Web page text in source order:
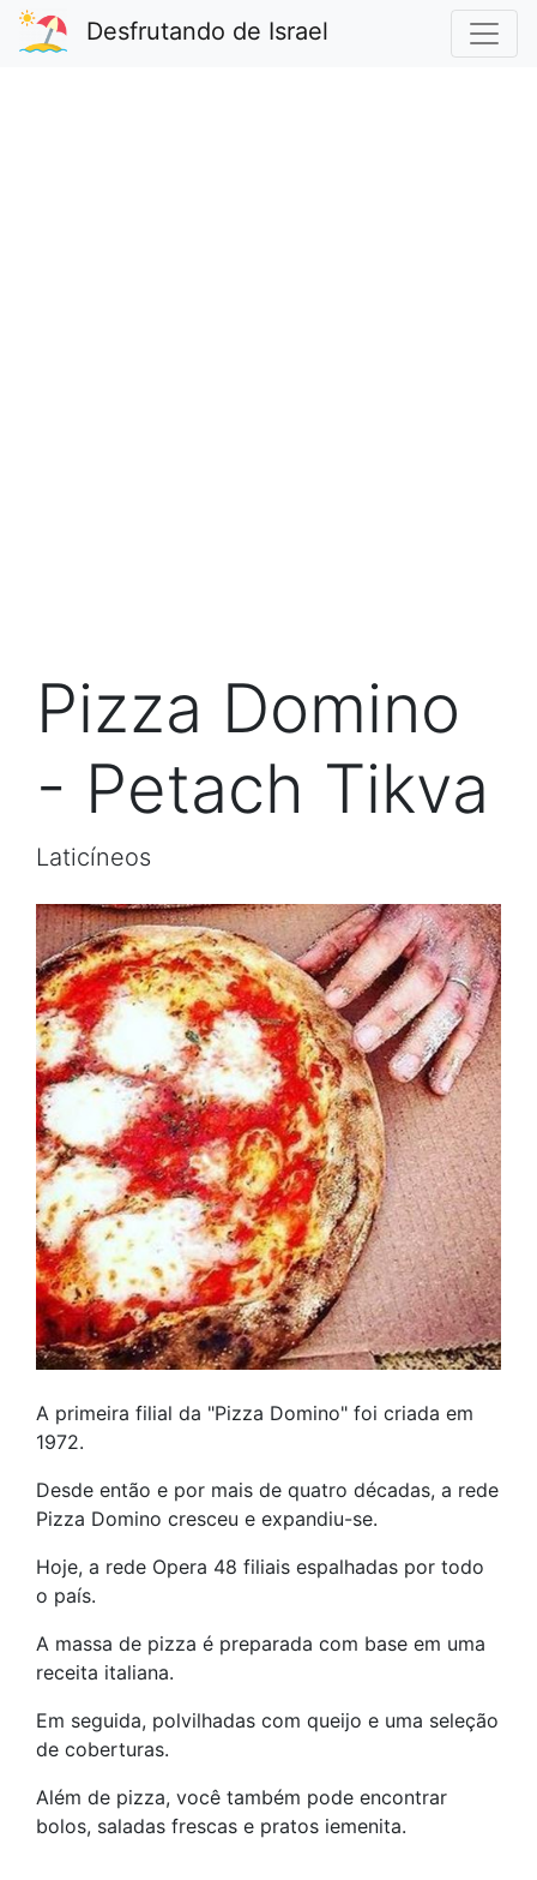
Desfrutando de Israel
Pizza Domino
- Petach Tikva
Laticíneos
A primeira filial da "Pizza Domino" foi criada em
1972.
Desde então e por mais de quatro décadas, a rede
Pizza Domino cresceu e expandiu-se.
Hoje, a rede Opera 48 filiais espalhadas por todo
o país.
A massa de pizza é preparada com base em uma
receita italiana.
Em seguida, polvilhadas com queijo e uma seleção
de coberturas.
Além de pizza, você também pode encontrar
bolos, saladas frescas e pratos iemenita.